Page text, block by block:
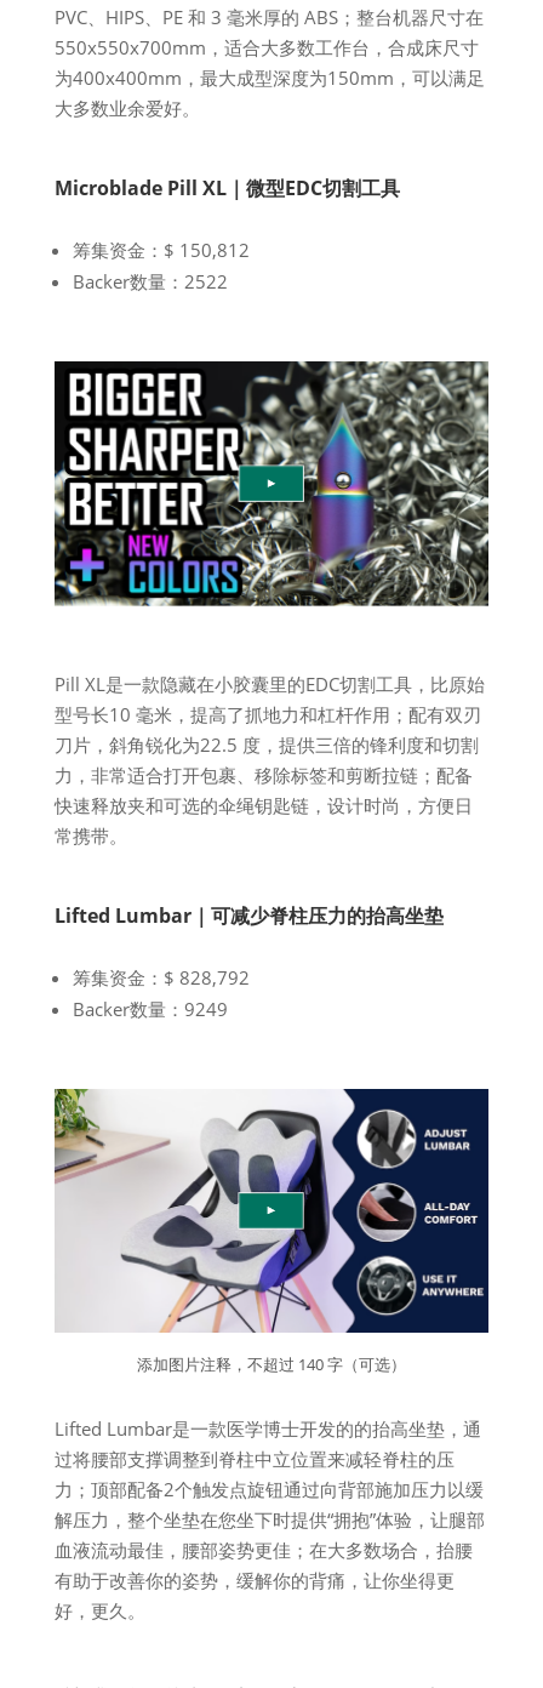
PVC、HIPS、PE 和 3 毫米厚的 ABS；整台机器尺寸在
550x550x700mm，适合大多数工作台，合成床尺寸
为400x400mm，最大成型深度为150mm，可以满足
大多数业余爱好。
Microblade Pill XL｜微型EDC切割工具
筹集资金：$ 150,812
Backer数量：2522
Pill XL是一款隐藏在小胶囊里的EDC切割工具，比原始
型号长10 毫米，提高了抓地力和杠杆作用；配有双刃
刀片，斜角锐化为22.5 度，提供三倍的锋利度和切割
力，非常适合打开包裹、移除标签和剪断拉链；配备
快速释放夹和可选的伞绳钥匙链，设计时尚，方便日
常携带。
Lifted Lumbar｜可减少脊柱压力的抬高坐垫
筹集资金：$ 828,792
Backer数量：9249
添加图片注释，不超过 140 字（可选）
Lifted Lumbar是一款医学博士开发的的抬高坐垫，通
过将腰部支撑调整到脊柱中立位置来减轻脊柱的压
力；顶部配备2个触发点旋钮通过向背部施加压力以缓
解压力，整个坐垫在您坐下时提供“拥抱”体验，让腿部
血液流动最佳，腰部姿势更佳；在大多数场合，抬腰
有助于改善你的姿势，缓解你的背痛，让你坐得更
好，更久。